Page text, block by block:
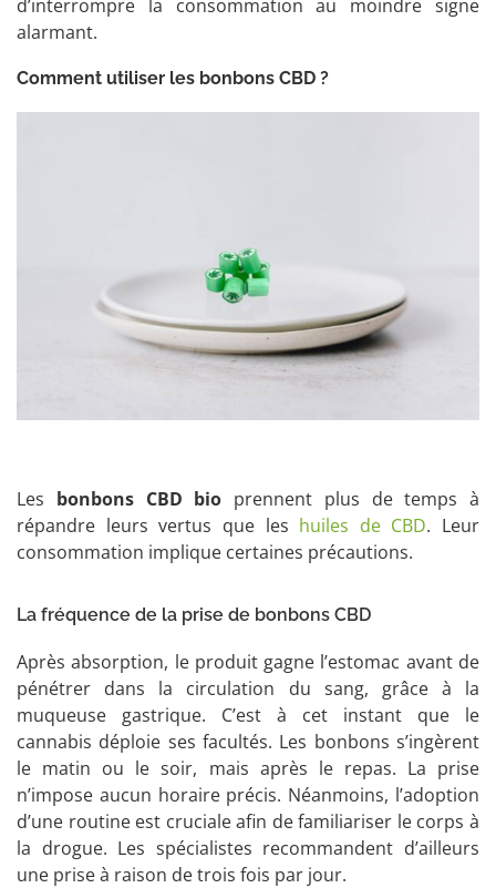
d’interrompre la consommation au moindre signe
alarmant.
Comment utiliser les bonbons CBD ?
Les bonbons CBD bio prennent plus de temps à
répandre leurs vertus que les huiles de CBD. Leur
consommation implique certaines précautions.
La fréquence de la prise de bonbons CBD
Après absorption, le produit gagne l’estomac avant de
pénétrer dans la circulation du sang, grâce à la
muqueuse gastrique. C’est à cet instant que le
cannabis déploie ses facultés. Les bonbons s’ingèrent
le matin ou le soir, mais après le repas. La prise
n’impose aucun horaire précis. Néanmoins, l’adoption
d’une routine est cruciale afin de familiariser le corps à
la drogue. Les spécialistes recommandent d’ailleurs
une prise à raison de trois fois par jour.